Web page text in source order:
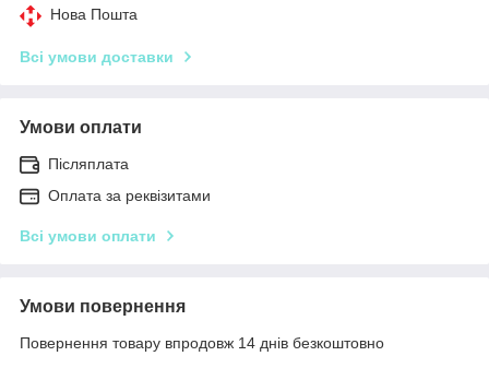
Нова Пошта
Всі умови доставки
Умови оплати
Післяплата
Оплата за реквізитами
Всі умови оплати
Умови повернення
Повернення товару впродовж 14 днів безкоштовно